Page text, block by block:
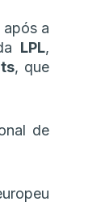
após a
LPL,
, que
de